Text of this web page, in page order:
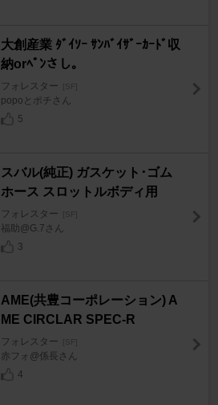
大創産業 ﾀﾞｲｿｰ ｻﾝﾊﾞｲｻﾞｰｶｰﾄﾞ収
納orﾍﾟﾝさし。
フォレスター [SF]
popoとポチさん
5
スバル(純正) ガスケット･ゴム
ホース スロットルボディ用
フォレスター [SF]
福助@G.7さん
3
AME(共豊コーポレーション) A
ME CIRCLAR SPEC-R
フォレスター [SF]
赤フォ@係長さん
4